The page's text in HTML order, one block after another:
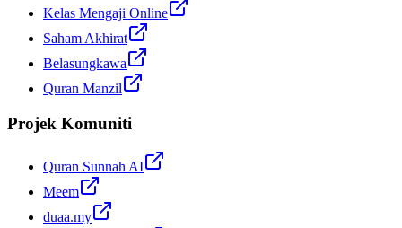
Kelas Mengaji Online
Saham Akhirat
Belasungkawa
Quran Manzil
Projek Komuniti
Quran Sunnah AI
Meem
duaa.my